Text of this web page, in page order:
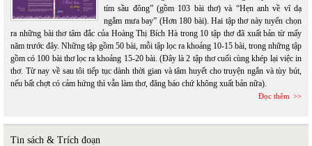
tím sầu đông” (gồm 103 bài thơ) và “Hẹn anh về vĩ dạ
ngắm mưa bay” (Hơn 180 bài). Hai tập thơ này tuyển chọn
ra những bài thơ tâm đắc của Hoàng Thị Bích Hà trong 10 tập thơ đã xuất bản từ mấy
năm trước đây. Những tập gồm 50 bài, mỗi tập lọc ra khoảng 10-15 bài, trong những tập
gồm có 100 bài thơ lọc ra khoảng 15-20 bài. (Đây là 2 tập thơ cuối cùng khép lại việc in
thơ. Từ nay về sau tôi tiếp tục dành thời gian và tâm huyết cho truyện ngắn và tùy bút,
nếu bất chợt có cảm hứng thì vẫn làm thơ, đăng báo chứ không xuất bản nữa).
Đọc thêm
Tin sách & Trích đoạn